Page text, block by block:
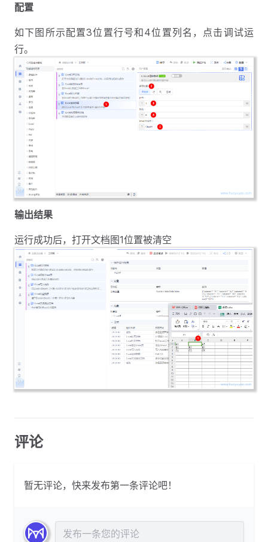
配置
如下图所示配置3位置行号和4位置列名，点击调试运
行。
输出结果
运行成功后，打开文档图1位置被清空
评论
暂无评论，快来发布第一条评论吧！
发布评论